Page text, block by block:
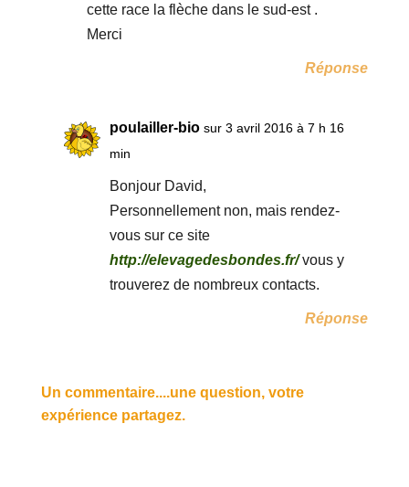
cette race la flèche dans le sud-est .
Merci
Réponse
poulailler-bio sur 3 avril 2016 à 7 h 16
min
Bonjour David,
Personnellement non, mais rendez-
vous sur ce site
http://elevagedesbondes.fr/vous y
trouverez de nombreux contacts.
Réponse
Un commentaire....une question, votre
expérience partagez.